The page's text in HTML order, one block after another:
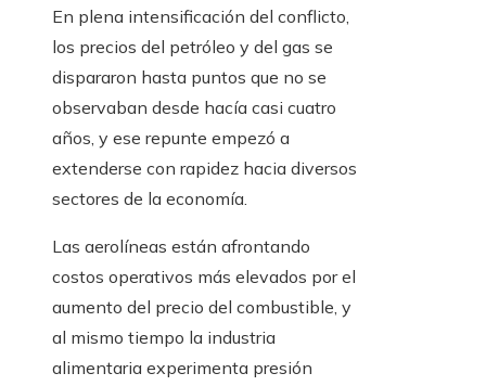
En plena intensificación del conflicto,
los precios del petróleo y del gas se
dispararon hasta puntos que no se
observaban desde hacía casi cuatro
años, y ese repunte empezó a
extenderse con rapidez hacia diversos
sectores de la economía.
Las aerolíneas están afrontando
costos operativos más elevados por el
aumento del precio del combustible, y
al mismo tiempo la industria
alimentaria experimenta presión